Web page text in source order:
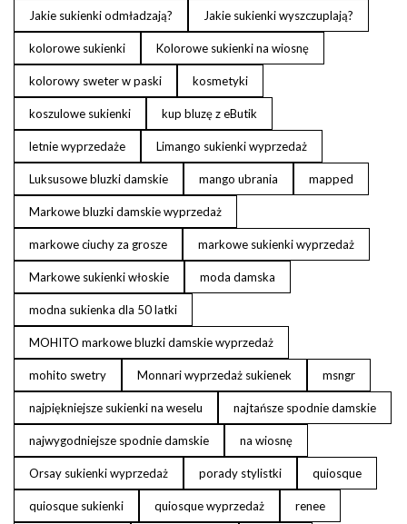
Jakie sukienki odmładzają? Jakie sukienki wyszczuplają?
kolorowe sukienki Kolorowe sukienki na wiosnę
kolorowy sweter w paski kosmetyki
koszulowe sukienki kup bluzę z eButik
letnie wyprzedaże Limango sukienki wyprzedaż
Luksusowe bluzki damskie mango ubrania mapped
Markowe bluzki damskie wyprzedaż
markowe ciuchy za grosze markowe sukienki wyprzedaż
Markowe sukienki włoskie moda damska
modna sukienka dla 50 latki
MOHITO markowe bluzki damskie wyprzedaż
mohito swetry Monnari wyprzedaż sukienek msngr
najpiękniejsze sukienki na weselu najtańsze spodnie damskie
najwygodniejsze spodnie damskie na wiosnę
Orsay sukienki wyprzedaż porady stylistki quiosque
quiosque sukienki quiosque wyprzedaż renee